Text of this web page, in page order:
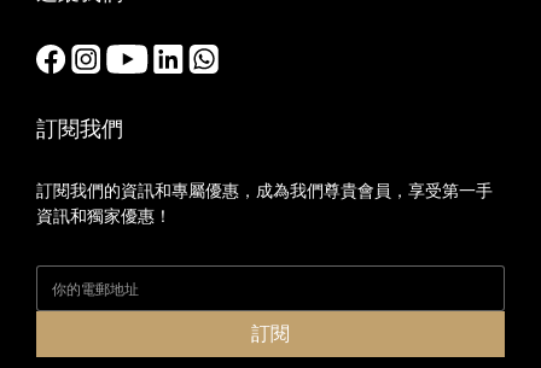
訂閱我們
訂閱我們的資訊和專屬優惠，成為我們尊貴會員，享受第一手
資訊和獨家優惠！
訂閱